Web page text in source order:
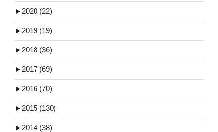
► 2020 (22)
► 2019 (19)
► 2018 (36)
► 2017 (69)
► 2016 (70)
► 2015 (130)
► 2014 (38)